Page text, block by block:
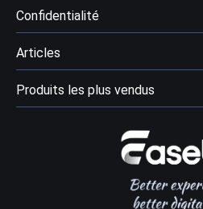
À Propos
Avis & récompenses
Contactez EaseUS
Confidentialité
Désinstaller
Politique de remboursement
Conditions générales
Articles
Récupération des données
Avis logiciel récupération données
Gestion de partition
Sauvegarde & Restauration
Produits les plus vendus
Data Recovery Wizard Pro
Data Recovery Wizard for Mac Pro